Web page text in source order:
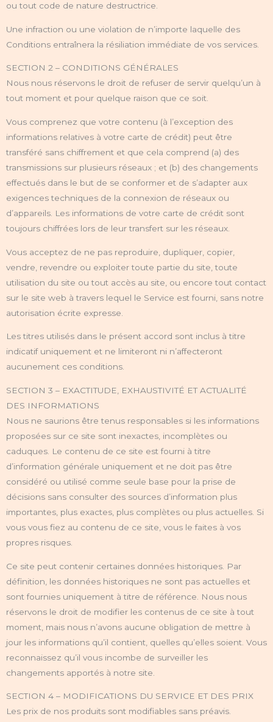
ou tout code de nature destructrice.
Une infraction ou une violation de n’importe laquelle des
Conditions entraînera la résiliation immédiate de vos services.
SECTION 2 – CONDITIONS GÉNÉRALES
Nous nous réservons le droit de refuser de servir quelqu’un à
tout moment et pour quelque raison que ce soit.
Vous comprenez que votre contenu (à l’exception des
informations relatives à votre carte de crédit) peut être
transféré sans chiffrement et que cela comprend (a) des
transmissions sur plusieurs réseaux ; et (b) des changements
effectués dans le but de se conformer et de s’adapter aux
exigences techniques de la connexion de réseaux ou
d’appareils. Les informations de votre carte de crédit sont
toujours chiffrées lors de leur transfert sur les réseaux.
Vous acceptez de ne pas reproduire, dupliquer, copier,
vendre, revendre ou exploiter toute partie du site, toute
utilisation du site ou tout accès au site, ou encore tout contact
sur le site web à travers lequel le Service est fourni, sans notre
autorisation écrite expresse.
Les titres utilisés dans le présent accord sont inclus à titre
indicatif uniquement et ne limiteront ni n’affecteront
aucunement ces conditions.
SECTION 3 – EXACTITUDE, EXHAUSTIVITÉ ET ACTUALITÉ
DES INFORMATIONS
Nous ne saurions être tenus responsables si les informations
proposées sur ce site sont inexactes, incomplètes ou
caduques. Le contenu de ce site est fourni à titre
d’information générale uniquement et ne doit pas être
considéré ou utilisé comme seule base pour la prise de
décisions sans consulter des sources d’information plus
importantes, plus exactes, plus complètes ou plus actuelles. Si
vous vous fiez au contenu de ce site, vous le faites à vos
propres risques.
Ce site peut contenir certaines données historiques. Par
définition, les données historiques ne sont pas actuelles et
sont fournies uniquement à titre de référence. Nous nous
réservons le droit de modifier les contenus de ce site à tout
moment, mais nous n’avons aucune obligation de mettre à
jour les informations qu’il contient, quelles qu’elles soient. Vous
reconnaissez qu’il vous incombe de surveiller les
changements apportés à notre site.
SECTION 4 – MODIFICATIONS DU SERVICE ET DES PRIX
Les prix de nos produits sont modifiables sans préavis.